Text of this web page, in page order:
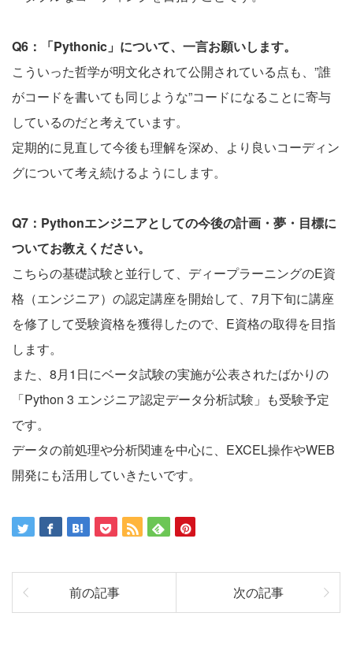
Q6：「Pythonic」について、一言お願いします。
こういった哲学が明文化されて公開されている点も、”誰
がコードを書いても同じような”コードになることに寄与
しているのだと考えています。
定期的に見直して今後も理解を深め、より良いコーディン
グについて考え続けるようにします。
Q7：Pythonエンジニアとしての今後の計画・夢・目標に
ついてお教えください。
こちらの基礎試験と並行して、ディープラーニングのE資
格（エンジニア）の認定講座を開始して、7月下旬に講座
を修了して受験資格を獲得したので、E資格の取得を目指
します。
また、8月1日にベータ試験の実施が公表されたばかりの
「Python 3 エンジニア認定データ分析試験」も受験予定
です。
データの前処理や分析関連を中心に、EXCEL操作やWEB
開発にも活用していきたいです。
前の記事 次の記事